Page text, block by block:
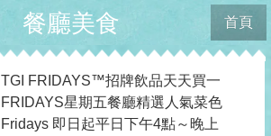
首頁
餐廳美食
TGI FRIDAYS™招牌飲品天天買一
送一
FRIDAYS星期五餐廳精選人氣菜色
外帶自取75折
Fridays 即日起平日下午4點～晚上